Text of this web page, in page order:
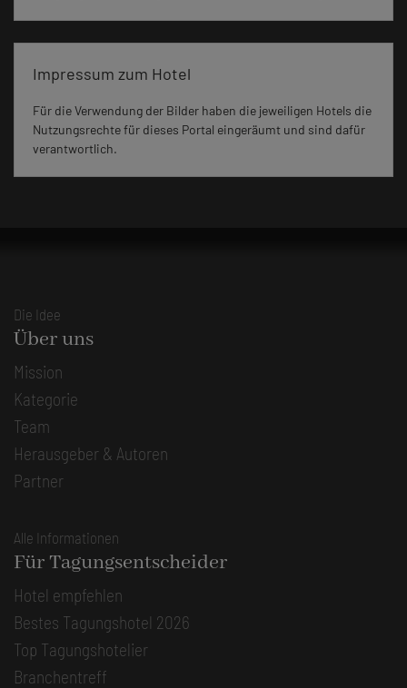
Impressum zum Hotel
Für die Verwendung der Bilder haben die jeweiligen Hotels die
Nutzungsrechte für dieses Portal eingeräumt und sind dafür
verantwortlich.
Die Idee
Über uns
Mission
Kategorie
Team
Herausgeber & Autoren
Partner
Alle Informationen
Für Tagungsentscheider
Hotel empfehlen
Bestes Tagungshotel 2026
Top Tagungshotelier
Branchentreff